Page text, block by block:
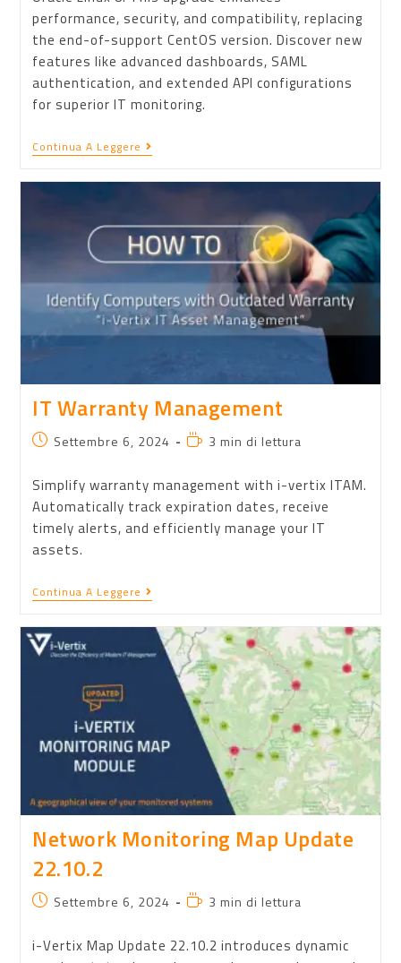
performance, security, and compatibility, replacing
the end-of-support CentOS version. Discover new
features like advanced dashboards, SAML
authentication, and extended API configurations
for superior IT monitoring.
Continua A Leggere
IT Warranty Management
Settembre 6, 2024 3 min di lettura
Simplify warranty management with i-vertix ITAM.
Automatically track expiration dates, receive
timely alerts, and efficiently manage your IT
assets.
Continua A Leggere
Network Monitoring Map Update
22.10.2
Settembre 6, 2024 3 min di lettura
i-Vertix Map Update 22.10.2 introduces dynamic